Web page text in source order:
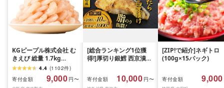
KGピープル株式会社 む
きえび 総量 1.7kg
(850g×2P) 特大 5Lサイ
ズ バナメイエビ バラ凍
結 下処理不要 サイズ不
4.4 (1102件)
寄付金額
9,000 円〜
[総合ランキング1位獲
得!]厚切り銀鱈 西京漬け
約 1,000g (約 100g × 10
切) 西京味噌 西京みそ 味
寄付金額 10,000 円〜
[ZIP!で紹介]ネギトロ
(100g×15パック)
寄付金額 9,000